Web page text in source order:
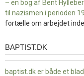
– en bog af Bent
til nazismen i perioden
fortælle om arbejdet
baptist.dk
BAPTIST.DK
baptist.dk er både et